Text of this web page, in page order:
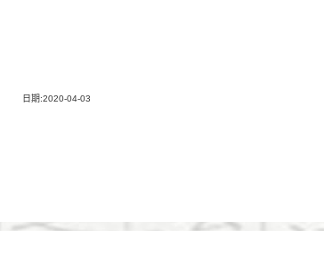
日期:2020-04-03